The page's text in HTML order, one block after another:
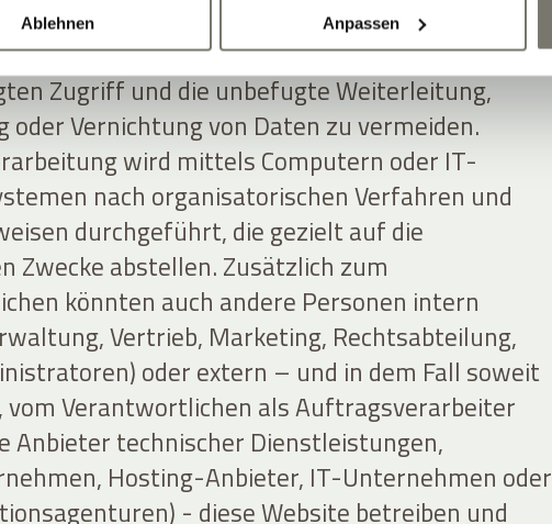
Ablehnen Anpassen
verarbeitet die Nutzerdaten auf ordnungsgemäße
angemessene Sicherheitsmaßnahmen, um
Zugriff und die unbefugte Weiterleitung,
oder Vernichtung von Daten zu vermeiden.
wird mittels Computern oder IT-
nach organisatorischen Verfahren und
durchgeführt, die gezielt auf die
Zwecke abstellen. Zusätzlich zum
könnten auch andere Personen intern
Vertrieb, Marketing, Rechtsabteilung,
oder extern – und in dem Fall soweit
Verantwortlichen als Auftragsverarbeiter
Anbieter technischer Dienstleistungen,
Hosting-Anbieter, IT-Unternehmen oder
- diese Website betreiben und